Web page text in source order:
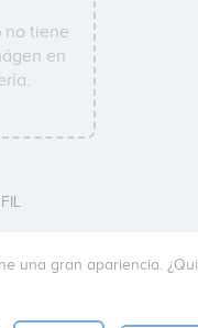
no tiene
en
una gran apariencia.